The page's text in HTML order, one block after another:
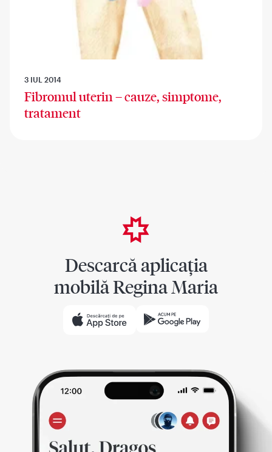
3 IUL 2014
Fibromul uterin – cauze, simptome,
tratament
Descarcă aplicația
mobilă Regina Maria